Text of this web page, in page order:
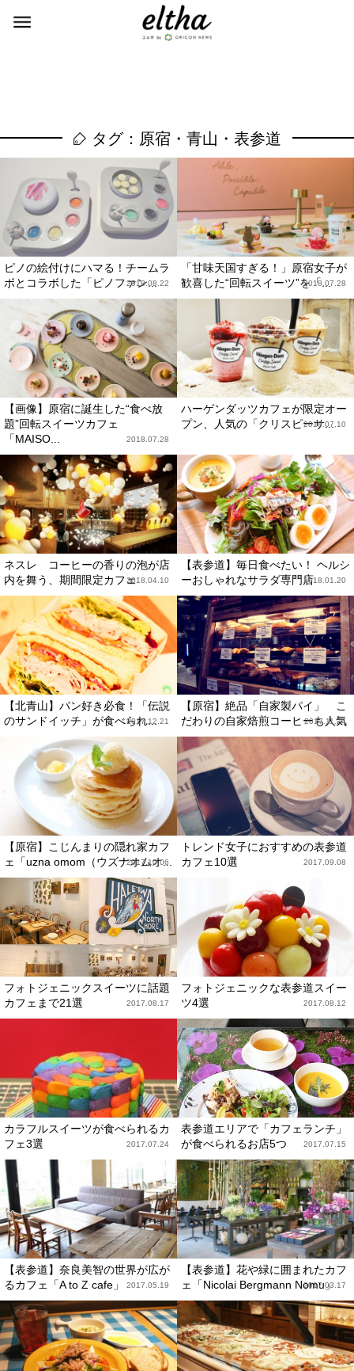
タグ：原宿・青山・表参道
ピノの絵付けにハマる！チームラ
ボとコラボした「ピノファン...
2018.08.22
「甘味天国すぎる！」原宿女子が
歓喜した“回転スイーツ”を「...
2018.07.28
【画像】原宿に誕生した“食べ放
題”回転スイーツカフェ
「MAISO...
2018.07.28
ハーゲンダッツカフェが限定オー
プン、人気の「クリスピーサ...
2018.07.10
ネスレ コーヒーの香りの泡が店
内を舞う、期間限定カフェ2018.04.10
【表参道】毎日食べたい！ ヘルシ
ーおしゃれなサラダ専門店2018.01.20
【北青山】パン好き必食！「伝説
のサンドイッチ」が食べられ...
2017.12.21
【原宿】絶品「自家製パイ」 こ
だわりの自家焙煎コーヒーも人気
2017.11.24
【原宿】こじんまりの隠れ家カフ
ェ「uzna omom（ウズナオムオ...
2017.10.06
トレンド女子におすすめの表参道
カフェ10選
2017.09.08
フォトジェニックスイーツに話題
カフェまで21選
2017.08.17
フォトジェニックな表参道スイー
ツ4選
2017.08.12
カラフルスイーツが食べられるカ
フェ3選
2017.07.24
表参道エリアで「カフェランチ」
が食べられるお店5つ
2017.07.15
【表参道】奈良美智の世界が広が
るカフェ「A to Z cafe」
2017.05.19
【表参道】花や緑に囲まれたカフ
ェ「Nicolai Bergmann Nomu」
2017.03.17